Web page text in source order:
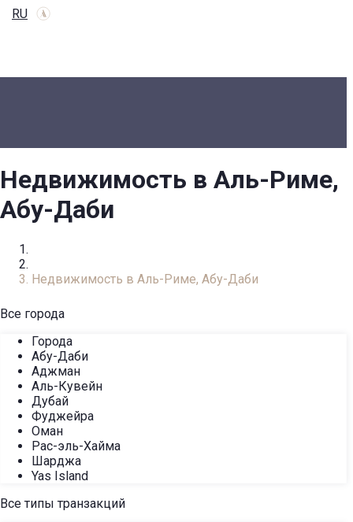
RU
Недвижимость в Аль-Риме,
Абу-Даби
Недвижимость в Аль-Риме, Абу-Даби
Все города
Города
Абу-Даби
Аджман
Аль-Кувейн
Дубай
Фуджейра
Оман
Рас-эль-Хайма
Шарджа
Yas Island
Все типы транзакций